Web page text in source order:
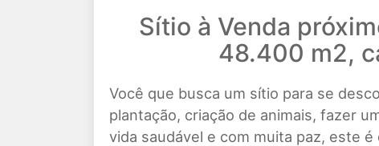
Sítio à Venda
48.400 m2,
Você que busca um sítio para se
plantação, criação de animais, fazer
vida saudável e com muita paz, este